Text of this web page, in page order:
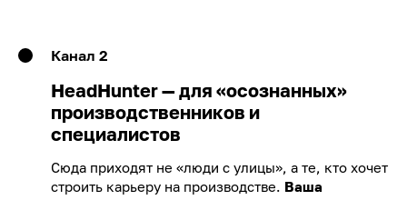
Канал 2
HeadHunter — для «осознанных»
производственников и
специалистов
Сюда приходят не «люди с улицы», а те, кто хочет
строить карьеру на производстве. Ваша